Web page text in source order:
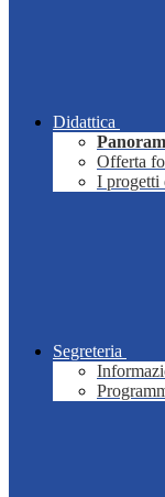
Didattica
Offerta
I progetti
Segreteria